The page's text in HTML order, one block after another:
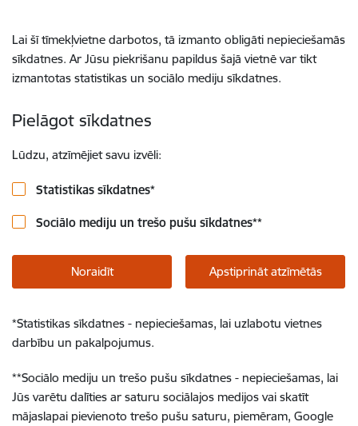
Lai šī tīmekļvietne darbotos, tā izmanto obligāti nepieciešamās
sīkdatnes. Ar Jūsu piekrišanu papildus šajā vietnē var tikt
izmantotas statistikas un sociālo mediju sīkdatnes.
Pielāgot sīkdatnes
Lūdzu, atzīmējiet savu izvēli:
Statistikas sīkdatnes*
Sociālo mediju un trešo pušu sīkdatnes**
Noraidīt Apstiprināt atzīmētās
*Statistikas sīkdatnes - nepieciešamas, lai uzlabotu vietnes
darbību un pakalpojumus.
**Sociālo mediju un trešo pušu sīkdatnes - nepieciešamas, lai
Jūs varētu dalīties ar saturu sociālajos medijos vai skatīt
mājaslapai pievienoto trešo pušu saturu, piemēram, Google